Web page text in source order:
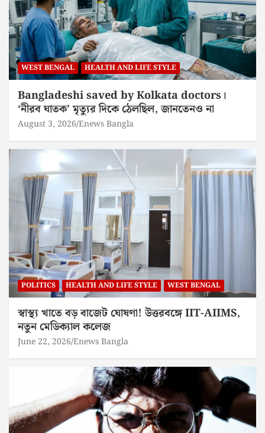
WEST BENGAL HEALTH AND LIFE STYLE
Bangladeshi saved by Kolkata doctors।
‘নীরব ঘাতক’ মৃত্যুর দিকে ঠেলছিল, জানতেনও না
August 3, 2026 Enews Bangla
POLITICS HEALTH AND LIFE STYLE WEST BENGAL
স্বাস্থ্য খাতে বড় বাজেট ঘোষণা! উত্তরবঙ্গে IIT-AIIMS,
নতুন মেডিক্যাল কলেজ
June 22, 2026 Enews Bangla